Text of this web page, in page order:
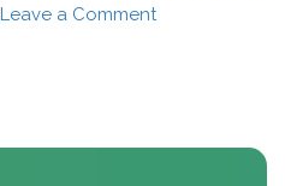
Leave a Commenton
–